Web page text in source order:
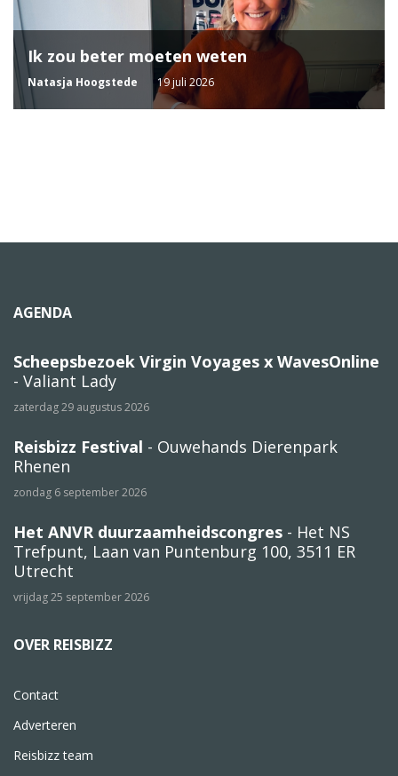
Ik zou beter moeten weten
Natasja Hoogstede 19 juli 2026
AGENDA
Scheepsbezoek Virgin Voyages x WavesOnline
- Valiant Lady
zaterdag 29 augustus 2026
Reisbizz Festival - Ouwehands Dierenpark
Rhenen
zondag 6 september 2026
Het ANVR duurzaamheidscongres - Het NS
Trefpunt, Laan van Puntenburg 100, 3511 ER
Utrecht
vrijdag 25 september 2026
OVER REISBIZZ
Contact
Adverteren
Reisbizz team